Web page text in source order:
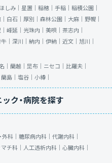
ほしみ｜ 星置｜ 稲穂｜ 手稲｜ 稲積公園｜
白石｜ 厚別｜ 森林公園｜ 大麻｜ 野幌｜
峰延｜ 光珠内｜ 美唄｜ 茶志内｜
｜ 深川｜ 納内｜ 伊納｜ 近文｜ 旭川｜
｜ 蘭越｜ 昆布｜ ニセコ｜ 比羅夫｜
蘭島｜ 塩谷｜ 小樽｜
ク・病院を探す
科｜ 糖尿病内科｜ 代謝内科｜
チ科｜ 人工透析内科｜ 心臓内科｜